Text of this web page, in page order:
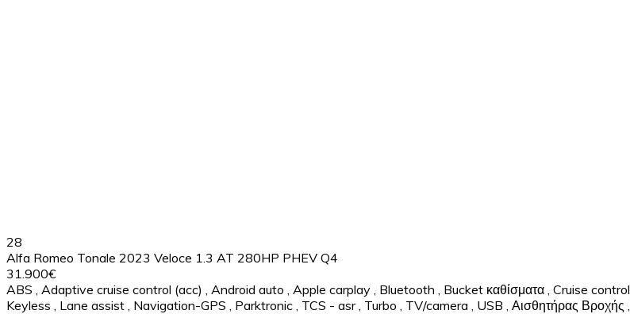
28
Alfa Romeo Tonale 2023 Veloce 1.3 AT 280HP PHEV Q4
31.900€
ABS
Adaptive cruise control (acc) Android auto Apple carplay Bluetooth Bucket καθίσματα Cruise control
Keyless
Lane assist Navigation-GPS Parktronic TCS - asr Turbo TV/camera USB Αισθητήρας Βροχής